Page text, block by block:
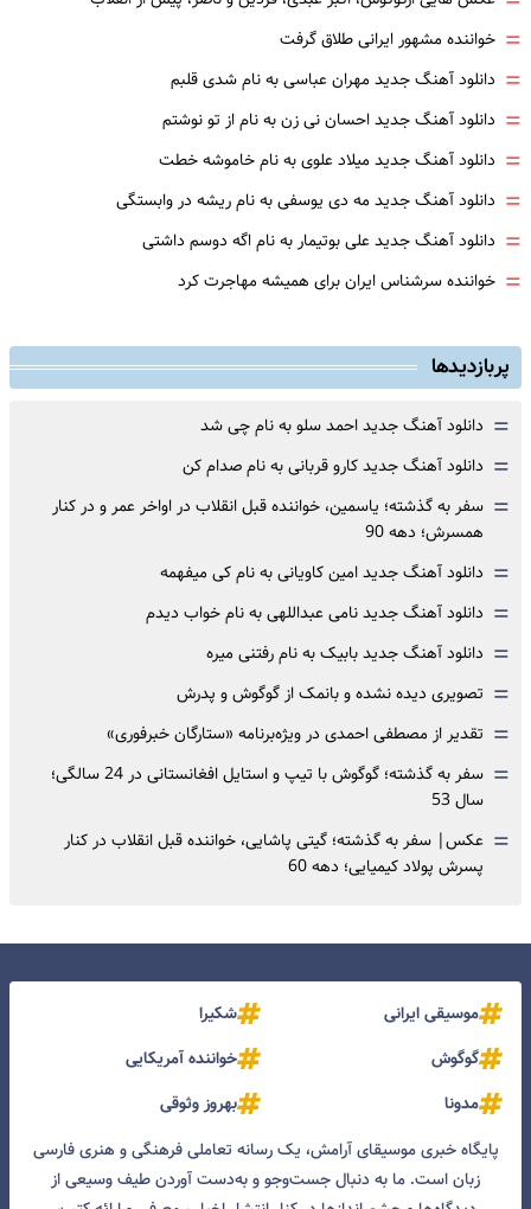
= خواننده مشهور ایرانی طلاق گرفت
= دانلود آهنگ جدید مهران عباسی به نام شدی قلبم
= دانلود آهنگ جدید احسان نی زن به نام از تو نوشتم
= دانلود آهنگ جدید میلاد علوی به نام خاموشه خطت
= دانلود آهنگ جدید مه دی یوسفی به نام ریشه در وابستگی
= دانلود آهنگ جدید علی بوتیمار به نام اگه دوسم داشتی
= خواننده سرشناس ایران برای همیشه مهاجرت کرد
پربازدیدها
= دانلود آهنگ جدید احمد سلو به نام چی شد
= دانلود آهنگ جدید کارو قربانی به نام صدام کن
= سفر به گذشته؛ یاسمین، خواننده قبل انقلاب در اواخر عمر و در کنار
همسرش؛ دهه 90
= دانلود آهنگ جدید امین کاویانی به نام کی میفهمه
= دانلود آهنگ جدید نامی عبداللهی به نام خواب دیدم
= دانلود آهنگ جدید بابیک به نام رفتنی میره
= تصویری دیده نشده و بانمک از گوگوش و پدرش
= تقدیر از مصطفی احمدی در ویژه‌برنامه «ستارگان خبرفوری»
=
سفر به گذشته؛ گوگوش با تیپ و استایل افغانستانی در 24 سالگی؛
سال 53
= عکس| سفر به گذشته؛ گیتی پاشایی، خواننده قبل انقلاب در کنار
پسرش پولاد کیمیایی؛ دهه 60
موسیقی ایرانی
شکیرا
گوگوش
خواننده آمریکایی
مدونا
بهروز وثوقی
پایگاه خبری موسیقای آرامش، یک رسانه تعاملی فرهنگی و هنری فارسی
زبان است. ما به دنبال جست‌و‌جو و به‌دست آوردن طیف وسیعی از